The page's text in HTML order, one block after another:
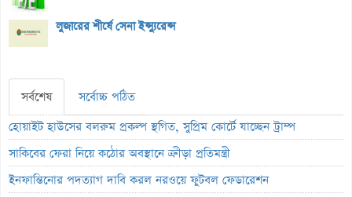
লুজারের শীর্ষে সেনা ইন্স্যুরেন্স
সর্বশেষ
সর্বোচ্চ পঠিত
হোয়াইট হাউসের বলরুম প্রকল্প স্থগিত, সুপ্রিম কোর্টে যাচ্ছেন ট্রাম্প
সাকিবের ফেরা নিয়ে কঠোর অবস্থানে ক্রীড়া প্রতিমন্ত্রী
ইনফান্তিনোর পদত্যাগ দাবি করল নরওয়ে ফুটবল ফেডারেশন